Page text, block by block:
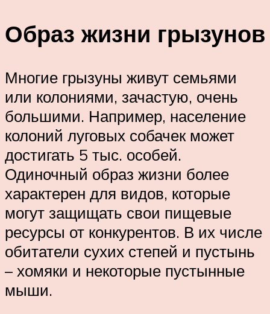
Образ жизни грызунов
Многие грызуны живут семьями
или колониями, зачастую, очень
большими. Например, население
колоний луговых собачек может
достигать 5 тыс. особей.
Одиночный образ жизни более
характерен для видов, которые
могут защищать свои пищевые
ресурсы от конкурентов. В их числе
обитатели сухих степей и пустынь
– хомяки и некоторые пустынные
мыши.